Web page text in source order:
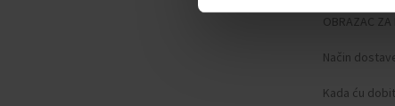
OBRAZAC ZA
Način
Kada ću